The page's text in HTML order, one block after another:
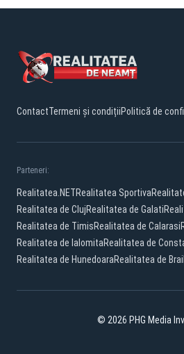
ContactTermeni și condițiiPolitică de
Parteneri:
Realitatea.NETRealitatea Sportiva
Realitatea de ClujRealitatea de Galati
Realitatea de TimisRealitatea de Calarasi
Realitatea de IalomitaRealitatea de
Realitatea de HunedoaraRealitatea de
© 2026 PHG Media